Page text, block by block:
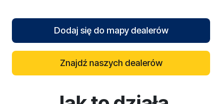
Dodaj się do mapy dealerów
Znajdź naszych dealerów
reCAPTCHA verification